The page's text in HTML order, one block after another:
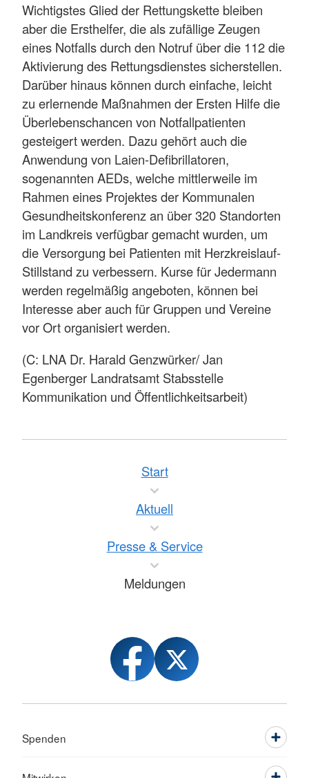
Wichtigstes Glied der Rettungskette bleiben
aber die Ersthelfer, die als zufällige Zeugen
eines Notfalls durch den Notruf über die 112 die
Aktivierung des Rettungsdienstes sicherstellen.
Darüber hinaus können durch einfache, leicht
zu erlernende Maßnahmen der Ersten Hilfe die
Überlebenschancen von Notfallpatienten
gesteigert werden. Dazu gehört auch die
Anwendung von Laien-Defibrillatoren,
sogenannten AEDs, welche mittlerweile im
Rahmen eines Projektes der Kommunalen
Gesundheitskonferenz an über 320 Standorten
im Landkreis verfügbar gemacht wurden, um
die Versorgung bei Patienten mit Herzkreislauf-
Stillstand zu verbessern. Kurse für Jedermann
werden regelmäßig angeboten, können bei
Interesse aber auch für Gruppen und Vereine
vor Ort organisiert werden.
(C: LNA Dr. Harald Genzwürker/ Jan
Egenberger Landratsamt Stabsstelle
Kommunikation und Öffentlichkeitsarbeit)
Start
Aktuell
Presse & Service
Meldungen
Spenden